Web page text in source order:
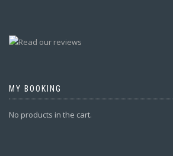
MY BOOKING
No products in the cart.